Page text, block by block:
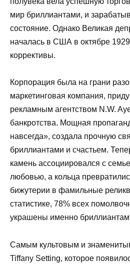
мир бриллиантами, и
состояние. Однако Великая
началась в США в октябре
коррективы.
Корпорация была на грани
маркетинговая компания,
рекламным агентством N.W.
банкротства. Мощная
навсегда», создала прочную
бриллиантами и счастьем.
камень ассоциировался с
любовью, а кольца
бижутерии в фамильные
статистике, 78% всех
украшены именно
Самым культовым и
Tiffany Setting, которое